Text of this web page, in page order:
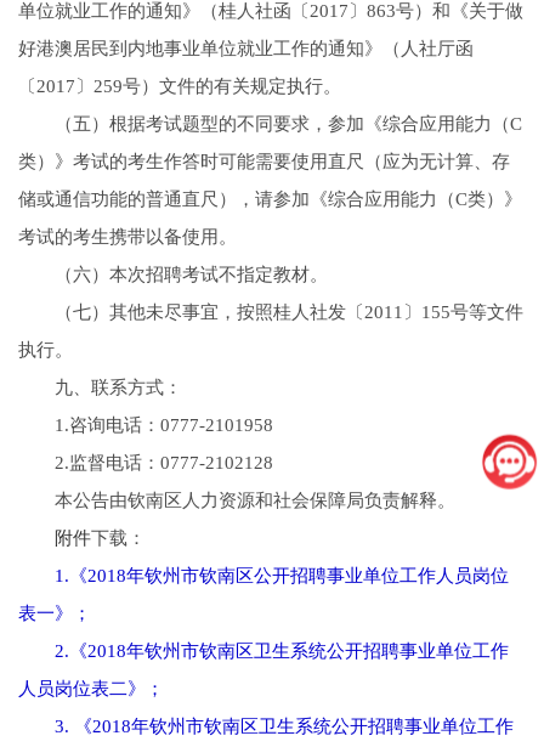
单位就业工作的通知》（桂人社函〔2017〕863号）和《关于做
好港澳居民到内地事业单位就业工作的通知》（人社厅函
〔2017〕259号）文件的有关规定执行。
（五）根据考试题型的不同要求，参加《综合应用能力（C
类）》考试的考生作答时可能需要使用直尺（应为无计算、存
储或通信功能的普通直尺），请参加《综合应用能力（C类）》
考试的考生携带以备使用。
（六）本次招聘考试不指定教材。
（七）其他未尽事宜，按照桂人社发〔2011〕155号等文件
执行。
九、联系方式：
1.咨询电话：0777-2101958
2.监督电话：0777-2102128
本公告由钦南区人力资源和社会保障局负责解释。
附件下载：
1. 《2018年钦州市钦南区公开招聘事业单位工作人员岗位
表一》
；
2. 《2018年钦州市钦南区卫生系统公开招聘事业单位工作
人员岗位表二》
；
3.
《2018年钦州市钦南区卫生系统公开招聘事业单位工作